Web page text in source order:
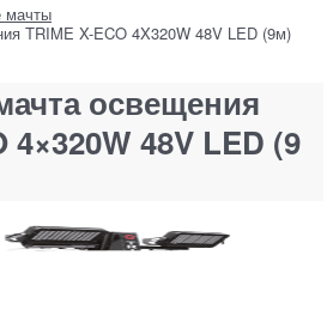
мачты
TRIME X-ECO 4X320W 48V LED (9м)
освещения
4×320W 48V LED (9